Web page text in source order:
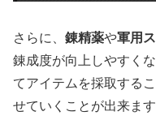
さらに、 錬精薬や軍用
錬成度が向上しやすく
てアイテムを採取する
せていくことが出来ます